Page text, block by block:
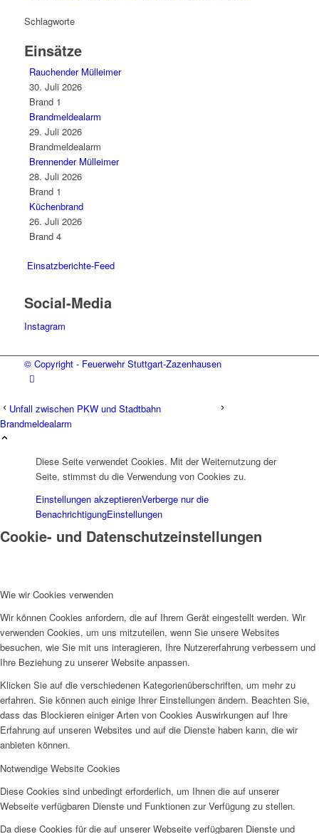
Schlagworte
Einsätze
Rauchender Mülleimer
30. Juli 2026
Brand 1
Brandmeldealarm
29. Juli 2026
Brandmeldealarm
Brennender Mülleimer
28. Juli 2026
Brand 1
Küchenbrand
26. Juli 2026
Brand 4
Einsatzberichte-Feed
Social-Media
Instagram
© Copyright - Feuerwehr Stuttgart-Zazenhausen
Unfall zwischen PKW und Stadtbahn
Brandmeldealarm
Diese Seite verwendet Cookies. Mit der Weiternutzung der
Seite, stimmst du die Verwendung von Cookies zu.
Einstellungen akzeptierenVerberge nur die
BenachrichtigungEinstellungen
Cookie- und Datenschutzeinstellungen
Wie wir Cookies verwenden
Wir können Cookies anfordern, die auf Ihrem Gerät eingestellt werden. Wir
verwenden Cookies, um uns mitzuteilen, wenn Sie unsere Websites
besuchen, wie Sie mit uns interagieren, Ihre Nutzererfahrung verbessern und
Ihre Beziehung zu unserer Website anpassen.
Klicken Sie auf die verschiedenen Kategorienüberschriften, um mehr zu
erfahren. Sie können auch einige Ihrer Einstellungen ändern. Beachten Sie,
dass das Blockieren einiger Arten von Cookies Auswirkungen auf Ihre
Erfahrung auf unseren Websites und auf die Dienste haben kann, die wir
anbieten können.
Notwendige Website Cookies
Diese Cookies sind unbedingt erforderlich, um Ihnen die auf unserer
Webseite verfügbaren Dienste und Funktionen zur Verfügung zu stellen.
Da diese Cookies für die auf unserer Webseite verfügbaren Dienste und